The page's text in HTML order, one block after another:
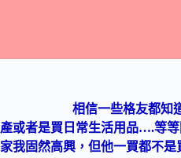
相信一些格友都知
產或者是買日常生活用品….等
家我固然高興，但他一買都不